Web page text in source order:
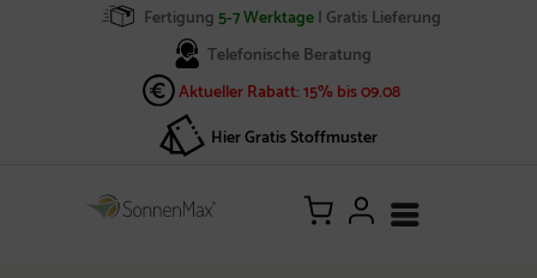
Fertigung 5-7 Werktage| Gratis Lieferung
Telefonische Beratung
Aktueller Rabatt: 15% bis 09.08
Hier Gratis Stoffmuster